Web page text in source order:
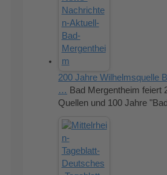
200 Jahre Wilhelmsquelle
… Bad Mergentheim feiert
Quellen und 100 Jahre